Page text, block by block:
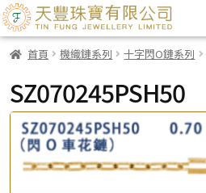
首頁 機織鏈系列 十字閃O鏈系列
SZ070245PSH50